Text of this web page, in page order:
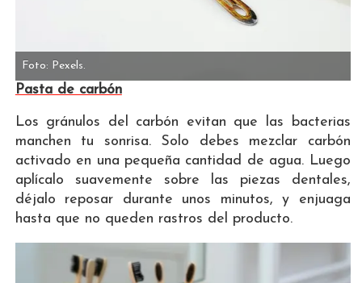
Foto: Pexels.
Pasta de carbón
Los gránulos del carbón evitan que las bacterias
manchen tu sonrisa. Solo debes mezclar carbón
activado en una pequeña cantidad de agua. Luego
aplícalo suavemente sobre las piezas dentales,
déjalo reposar durante unos minutos, y enjuaga
hasta que no queden rastros del producto.